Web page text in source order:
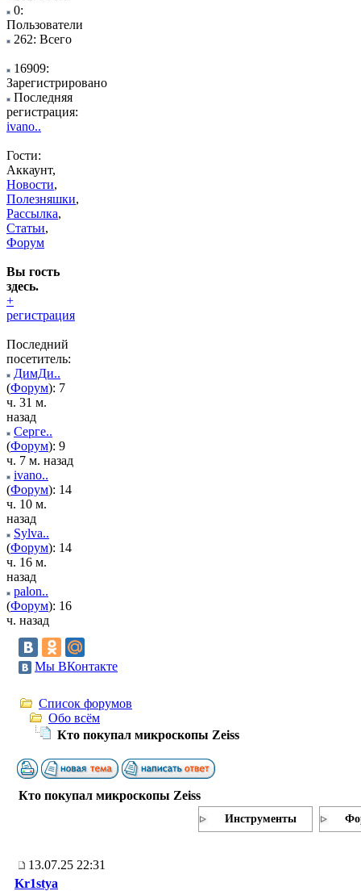
0:
Пользователи
262: Всего
16909:
Зарегистрировано
Последняя
регистрация:
ivano..
Гости:
Аккаунт,
Новости,
Полезняшки,
Рассылка,
Статьи,
Форум
Вы гость
здесь.
+
регистрация
Последний
посетитель:
ДимДи..
(Форум): 7
ч. 31 м.
назад
Серге..
(Форум): 9
ч. 7 м. назад
ivano..
(Форум): 14
ч. 10 м.
назад
Sylva..
(Форум): 14
ч. 16 м.
назад
palon..
(Форум): 16
ч. назад
Мы ВКонтакте
Список форумов
Обо всём
Кто покупал микроскопы Zeiss
Кто покупал микроскопы Zeiss
Инструменты
13.07.25 22:31
Kr1stya